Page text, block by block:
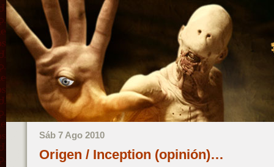
Sáb 7 Ago 2010
Origen / Inception (opinión)…